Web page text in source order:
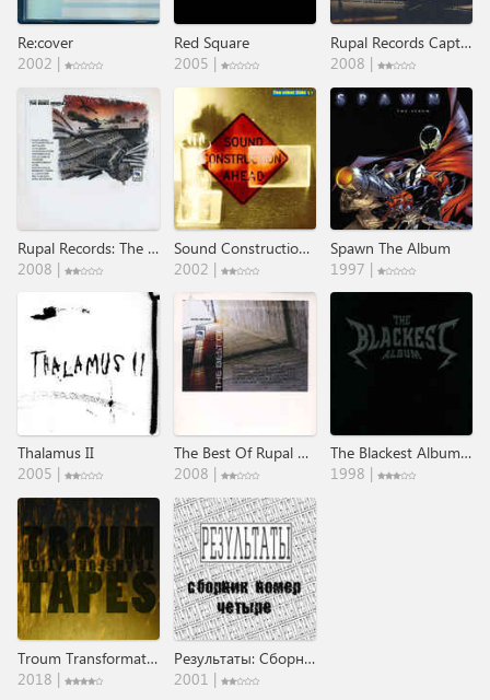
Re:cover
2002 |
Red Square
2005 |
Rupal Records Capture And Tension
2008 |
Rupal Records: The Remix Assault Volume 1
2008 |
Sound Construction Ahead
2002 |
Spawn The Album
1997 |
Thalamus II
2005 |
The Best Of Rupal Records
2008 |
The Blackest Album - An Industrial Tribute To Metallica
1998 |
Troum Transformation Tapes: The 20th Anniversary Celebration (1997-2017)
2018 |
Результаты: Сборник Номер Четыре
2001 |